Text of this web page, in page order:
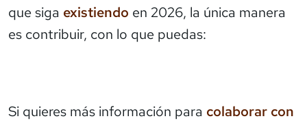
que siga existiendo en 2026, la única manera
es contribuir, con lo que puedas:
Si quieres más información para colaborar con